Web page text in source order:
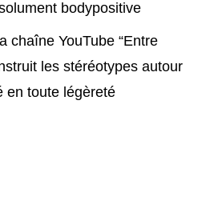
bodypositive
chaîne YouTube “Entre
les stéréotypes autour
en toute légèreté